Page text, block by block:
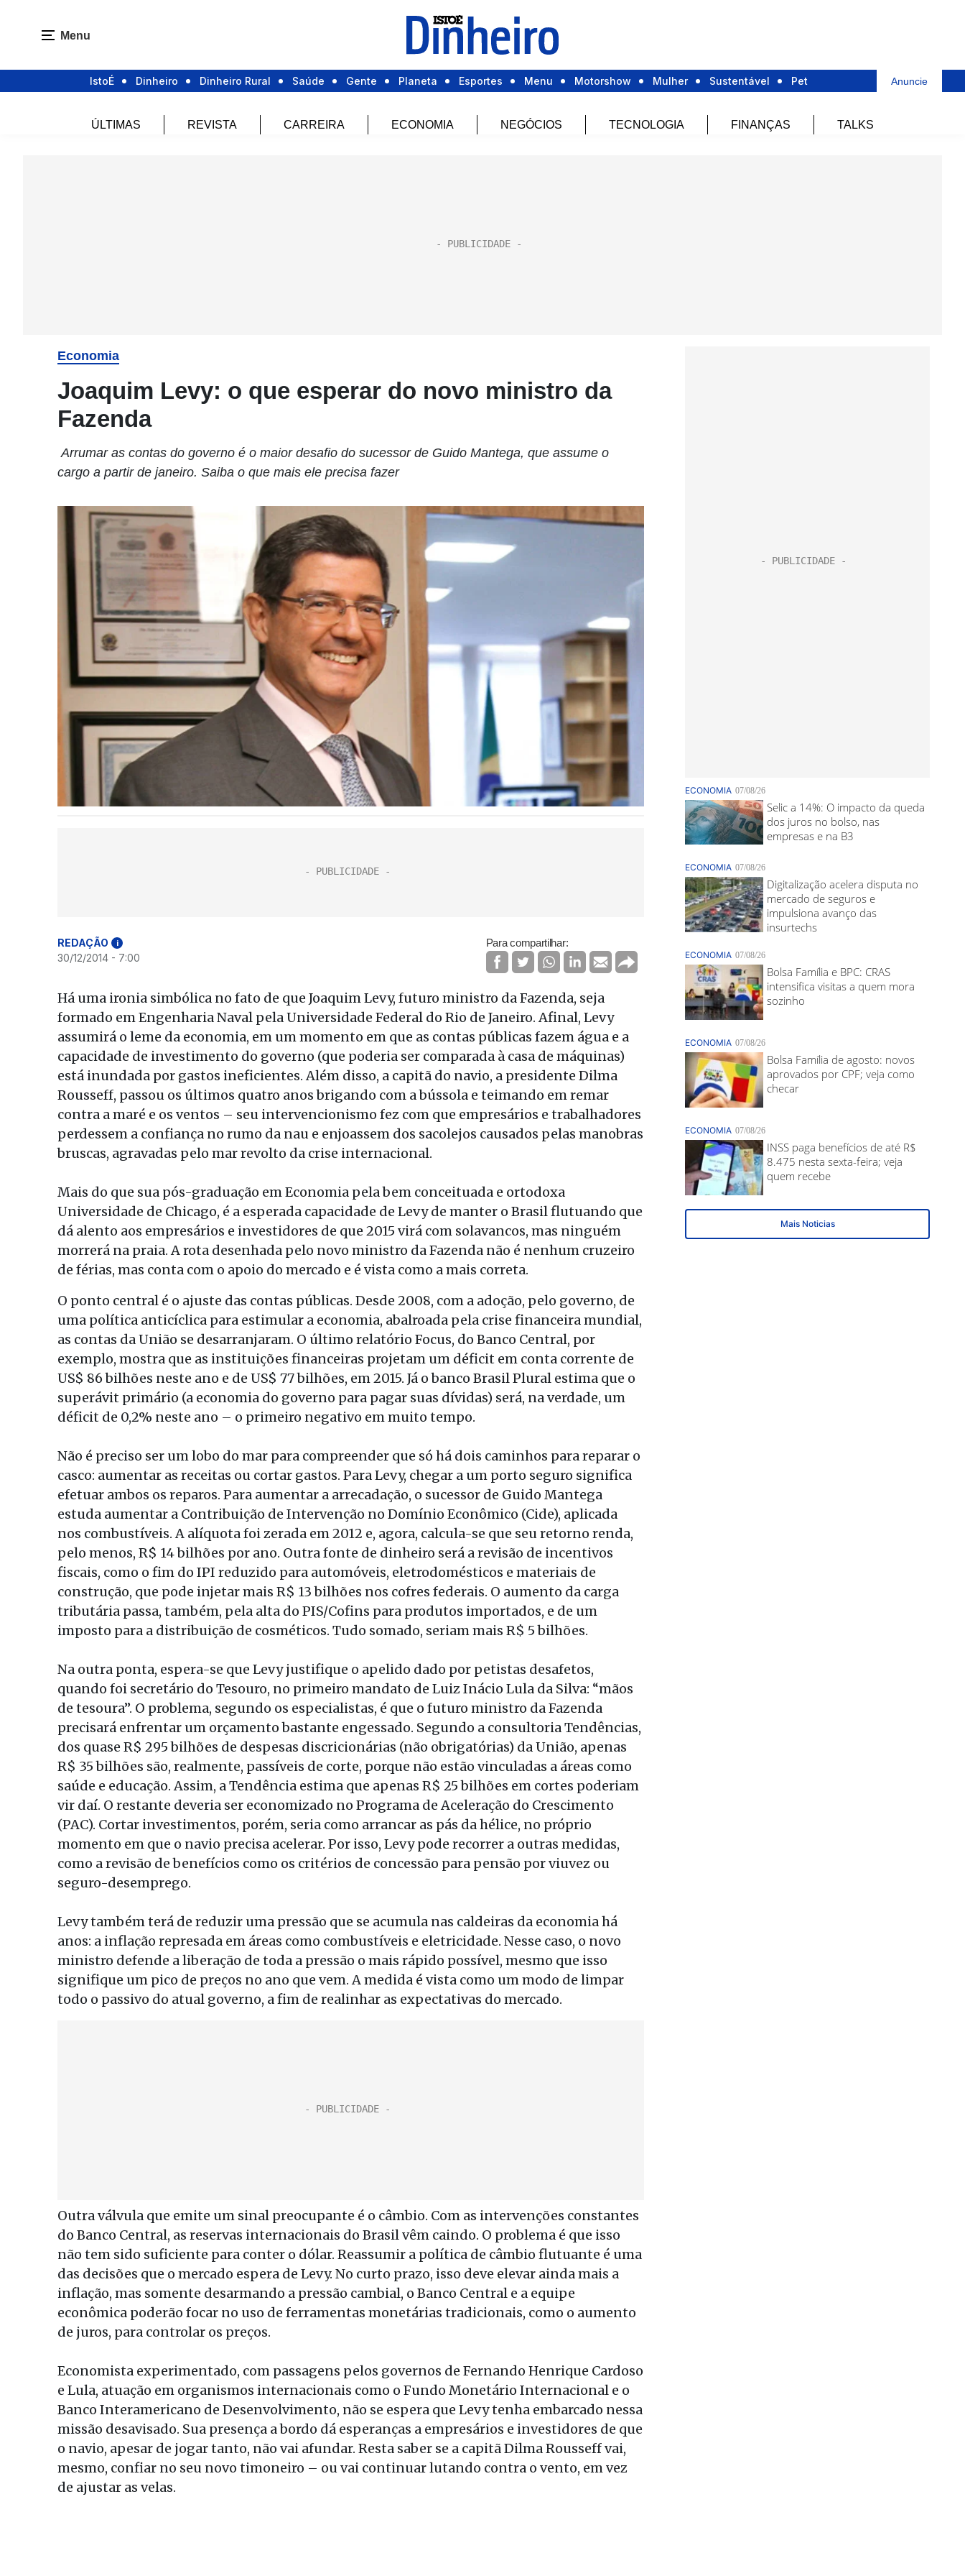
Menu
IstoÉ Dinheiro Dinheiro Rural Saúde Gente Planeta Esportes Menu Motorshow Mulher Sustentável Pet Anuncie
ÚLTIMAS REVISTA CARREIRA ECONOMIA NEGÓCIOS TECNOLOGIA FINANÇAS TALKS
Economia
Joaquim Levy: o que esperar do novo ministro da
Fazenda
Arrumar as contas do governo é o maior desafio do sucessor de Guido Mantega, que assume o
cargo a partir de janeiro. Saiba o que mais ele precisa fazer
REDAÇÃO i
30/12/2014 - 7:00
Para compartilhar:
Há uma ironia simbólica no fato de que Joaquim Levy, futuro ministro da Fazenda, seja
formado em Engenharia Naval pela Universidade Federal do Rio de Janeiro. Afinal, Levy
assumirá o leme da economia, em um momento em que as contas públicas fazem água e a
capacidade de investimento do governo (que poderia ser comparada à casa de máquinas)
está inundada por gastos ineficientes. Além disso, a capitã do navio, a presidente Dilma
Rousseff, passou os últimos quatro anos brigando com a bússola e teimando em remar
contra a maré e os ventos – seu intervencionismo fez com que empresários e trabalhadores
perdessem a confiança no rumo da nau e enjoassem dos sacolejos causados pelas manobras
bruscas, agravadas pelo mar revolto da crise internacional.
Mais do que sua pós-graduação em Economia pela bem conceituada e ortodoxa
Universidade de Chicago, é a esperada capacidade de Levy de manter o Brasil flutuando que
dá alento aos empresários e investidores de que 2015 virá com solavancos, mas ninguém
morrerá na praia. A rota desenhada pelo novo ministro da Fazenda não é nenhum cruzeiro
de férias, mas conta com o apoio do mercado e é vista como a mais correta.
O ponto central é o ajuste das contas públicas. Desde 2008, com a adoção, pelo governo, de
uma política anticíclica para estimular a economia, abalroada pela crise financeira mundial,
as contas da União se desarranjaram. O último relatório Focus, do Banco Central, por
exemplo, mostra que as instituições financeiras projetam um déficit em conta corrente de
US$ 86 bilhões neste ano e de US$ 77 bilhões, em 2015. Já o banco Brasil Plural estima que o
superávit primário (a economia do governo para pagar suas dívidas) será, na verdade, um
déficit de 0,2% neste ano – o primeiro negativo em muito tempo.
Não é preciso ser um lobo do mar para compreender que só há dois caminhos para reparar o
casco: aumentar as receitas ou cortar gastos. Para Levy, chegar a um porto seguro significa
efetuar ambos os reparos. Para aumentar a arrecadação, o sucessor de Guido Mantega
estuda aumentar a Contribuição de Intervenção no Domínio Econômico (Cide), aplicada
nos combustíveis. A alíquota foi zerada em 2012 e, agora, calcula-se que seu retorno renda,
pelo menos, R$ 14 bilhões por ano. Outra fonte de dinheiro será a revisão de incentivos
fiscais, como o fim do IPI reduzido para automóveis, eletrodomésticos e materiais de
construção, que pode injetar mais R$ 13 bilhões nos cofres federais. O aumento da carga
tributária passa, também, pela alta do PIS/Cofins para produtos importados, e de um
imposto para a distribuição de cosméticos. Tudo somado, seriam mais R$ 5 bilhões.
Na outra ponta, espera-se que Levy justifique o apelido dado por petistas desafetos,
quando foi secretário do Tesouro, no primeiro mandato de Luiz Inácio Lula da Silva: “mãos
de tesoura”. O problema, segundo os especialistas, é que o futuro ministro da Fazenda
precisará enfrentar um orçamento bastante engessado. Segundo a consultoria Tendências,
dos quase R$ 295 bilhões de despesas discricionárias (não obrigatórias) da União, apenas
R$ 35 bilhões são, realmente, passíveis de corte, porque não estão vinculadas a áreas como
saúde e educação. Assim, a Tendência estima que apenas R$ 25 bilhões em cortes poderiam
vir daí. O restante deveria ser economizado no Programa de Aceleração do Crescimento
(PAC). Cortar investimentos, porém, seria como arrancar as pás da hélice, no próprio
momento em que o navio precisa acelerar. Por isso, Levy pode recorrer a outras medidas,
como a revisão de benefícios como os critérios de concessão para pensão por viuvez ou
seguro-desemprego.
Levy também terá de reduzir uma pressão que se acumula nas caldeiras da economia há
anos: a inflação represada em áreas como combustíveis e eletricidade. Nesse caso, o novo
ministro defende a liberação de toda a pressão o mais rápido possível, mesmo que isso
signifique um pico de preços no ano que vem. A medida é vista como um modo de limpar
todo o passivo do atual governo, a fim de realinhar as expectativas do mercado.
Outra válvula que emite um sinal preocupante é o câmbio. Com as intervenções constantes
do Banco Central, as reservas internacionais do Brasil vêm caindo. O problema é que isso
não tem sido suficiente para conter o dólar. Reassumir a política de câmbio flutuante é uma
das decisões que o mercado espera de Levy. No curto prazo, isso deve elevar ainda mais a
inflação, mas somente desarmando a pressão cambial, o Banco Central e a equipe
econômica poderão focar no uso de ferramentas monetárias tradicionais, como o aumento
de juros, para controlar os preços.
Economista experimentado, com passagens pelos governos de Fernando Henrique Cardoso
e Lula, atuação em organismos internacionais como o Fundo Monetário Internacional e o
Banco Interamericano de Desenvolvimento, não se espera que Levy tenha embarcado nessa
missão desavisado. Sua presença a bordo dá esperanças a empresários e investidores de que
o navio, apesar de jogar tanto, não vai afundar. Resta saber se a capitã Dilma Rousseff vai,
mesmo, confiar no seu novo timoneiro – ou vai continuar lutando contra o vento, em vez
de ajustar as velas.